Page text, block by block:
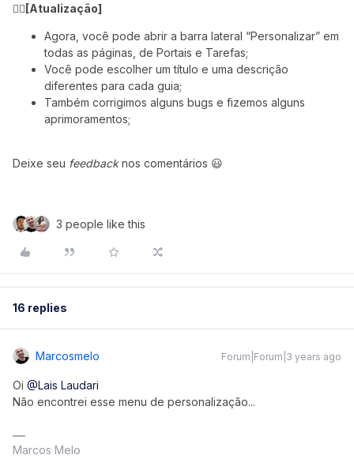
👉🏼 [Atualização]
Agora, você pode abrir a barra lateral “Personalizar” em
todas as páginas, de Portais e Tarefas;
Você pode escolher um título e uma descrição
diferentes para cada guia;
Também corrigimos alguns bugs e fizemos alguns
aprimoramentos;
Deixe seu feedbacknos comentários 😃
3 people like this
16 replies
Marcosmelo Forum|Forum|3 years ago
Oi @Lais Laudari
Não encontrei esse menu de personalização...
Marcos Melo